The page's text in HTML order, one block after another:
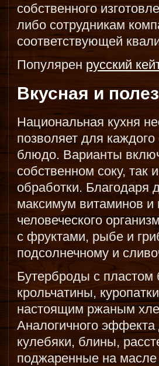
собственного
либо сотрудникам
соответствующей
Популярен русский
Вкусная и
Национальная кухня
позволяет для
блюдо. Варианты
собственном соку, так
обработки. Благодаря
максимум витаминов
человеческого
с фруктами, рыбе и
подсолнечному и
Бутерброды с пластом
крольчатины,
настоящим ржаным
Аналогичного
кулебяки, блины,
поджаренные на масле